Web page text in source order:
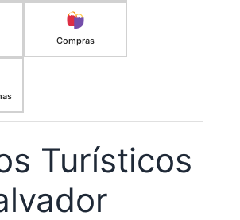
Compras
Turísticos